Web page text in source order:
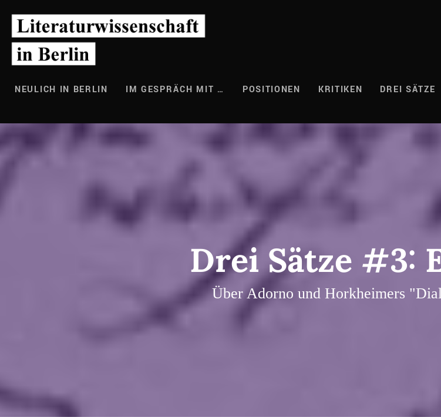
Inhalt
springen
NEULICH IN BERLIN IM GESPRÄCH MIT … POSITIONEN KRITIKEN DREI SÄTZE
Drei Sätze #3:
Über Adorno und Horkheimers